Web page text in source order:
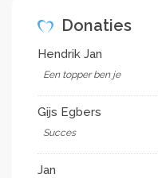
Donaties
Hendrik Jan
Een topper ben je
Gijs Egbers
Succes
Jan